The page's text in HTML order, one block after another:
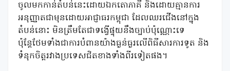
ចូលមកកាន់តំបន់នេះដោយឯកតោភាគី និងដោយគ្មានការ
អនុញ្ញាតជាមុនដោយអាជ្ញាធរកម្ពុជា ដែលឈរជើងនៅក្នុង
តំបន់នោះ មិនត្រឹមតែជាទង្វើផ្ទុយនឹងច្បាប់ប៉ុណ្ណោះទេ
ប៉ុន្តែថែមទាំងជាការបំពានយ៉ាងធ្ងន់ធ្ងរលើពិធីសារការទូត និង
ទំនុកចិត្តរវាងប្រទេសជិតខាងទាំងពីរទៀតផង។